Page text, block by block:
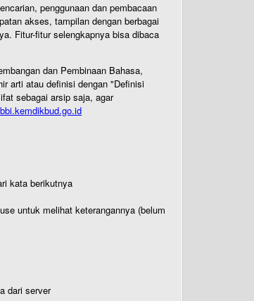
penggunaan dan pembacaan
akses, tampilan dengan berbagai
Fitur-fitur selengkapnya bisa dibaca
dan Pembinaan Bahasa,
arti atau definisi dengan "Definisi
sebagai arsip saja, agar
kata berikutnya
untuk melihat keterangannya (belum
dari server